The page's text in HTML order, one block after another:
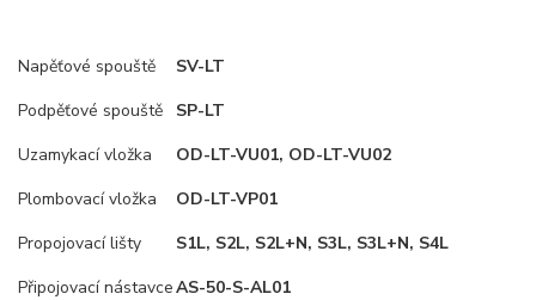
Napěťové spouště
SV-LT
Podpěťové spouště
SP-LT
Uzamykací vložka
OD-LT-VU01, OD-LT-VU02
Plombovací vložka
OD-LT-VP01
Propojovací lišty
S1L, S2L, S2L+N, S3L, S3L+N, S4L
Připojovací nástavceAS-50-S-AL01